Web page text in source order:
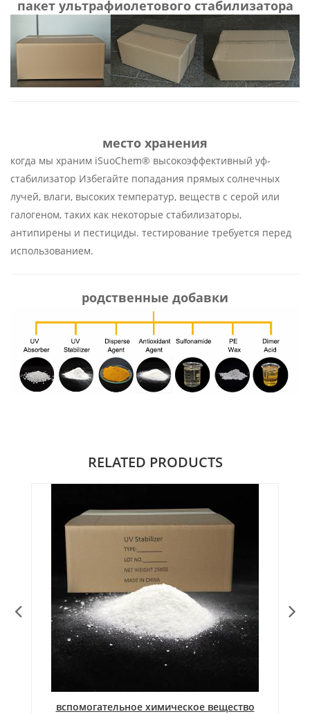
пакет ультрафиолетового стабилизатора
место хранения
когда мы храним iSuoChem® высокоэффективный уф-
стабилизатор Избегайте попадания прямых солнечных
лучей, влаги, высоких температур, веществ с серой или
галогеном, таких как некоторые стабилизаторы,
антипирены и пестициды. тестирование требуется перед
использованием.
родственные добавки
RELATED PRODUCTS
вспомогательное химическое вещество